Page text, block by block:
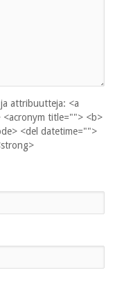
attribuutteja: <a
title=""> <b>
<del datetime="">